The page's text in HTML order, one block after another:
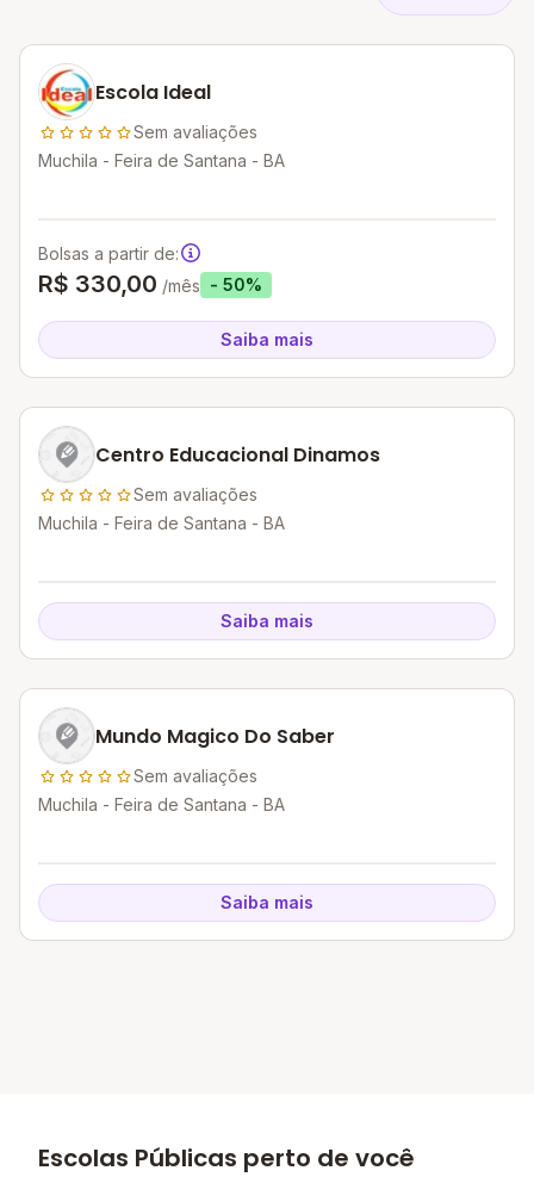
Escola Ideal
Sem avaliações
Muchila - Feira de Santana - BA
Bolsas a partir de:
R$ 330,00 /mês - 50%
Saiba mais
Centro Educacional Dinamos
Sem avaliações
Muchila - Feira de Santana - BA
Saiba mais
Mundo Magico Do Saber
Sem avaliações
Muchila - Feira de Santana - BA
Saiba mais
Escolas Públicas perto de você